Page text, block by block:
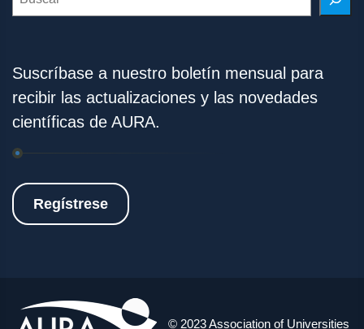
Suscríbase a nuestro boletín mensual para
recibir las actualizaciones y las novedades
científicas de AURA.
Regístrese
© 2023 Association of Universities